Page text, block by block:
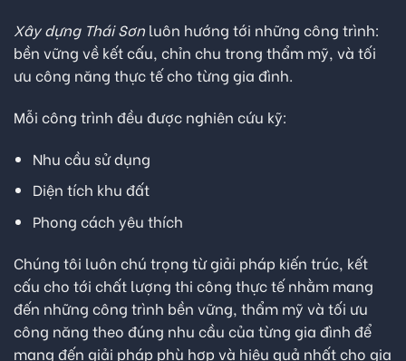
Xây dựng Thái Sơn luôn hướng tới những công trình:
bền vững về kết cấu, chỉn chu trong thẩm mỹ, và tối
ưu công năng thực tế cho từng gia đình.
Mỗi công trình đều được nghiên cứu kỹ:
Nhu cầu sử dụng
Diện tích khu đất
Phong cách yêu thích
Chúng tôi luôn chú trọng từ giải pháp kiến trúc, kết
cấu cho tới chất lượng thi công thực tế nhằm mang
đến những công trình bền vững, thẩm mỹ và tối ưu
công năng theo đúng nhu cầu của từng gia đình để
mang đến giải pháp phù hợp và hiệu quả nhất cho gia